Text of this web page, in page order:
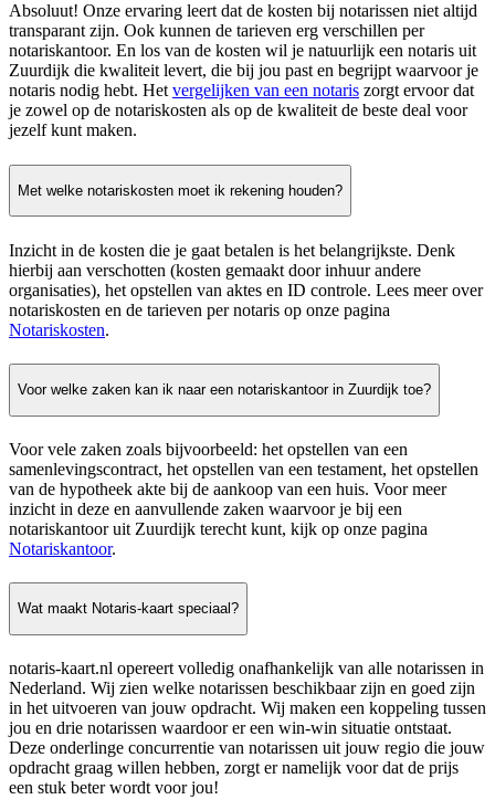
Absoluut! Onze ervaring leert dat de kosten bij notarissen niet altijd
transparant zijn. Ook kunnen de tarieven erg verschillen per
notariskantoor. En los van de kosten wil je natuurlijk een notaris uit
Zuurdijk die kwaliteit levert, die bij jou past en begrijpt waarvoor je
notaris nodig hebt. Hetvergelijken van een notaris zorgt ervoor dat
je zowel op de notariskosten als op de kwaliteit de beste deal voor
jezelf kunt maken.
Met welke notariskosten moet ik rekening houden?
Inzicht in de kosten die je gaat betalen is het belangrijkste. Denk
hierbij aan verschotten (kosten gemaakt door inhuur andere
organisaties), het opstellen van aktes en ID controle. Lees meer over
notariskosten en de tarieven per notaris op onze pagina
Notariskosten.
Voor welke zaken kan ik naar een notariskantoor in Zuurdijk toe?
Voor vele zaken zoals bijvoorbeeld: het opstellen van een
samenlevingscontract, het opstellen van een testament, het opstellen
van de hypotheek akte bij de aankoop van een huis. Voor meer
inzicht in deze en aanvullende zaken waarvoor je bij een
notariskantoor uit Zuurdijk terecht kunt, kijk op onze pagina
Notariskantoor.
Wat maakt Notaris-kaart speciaal?
notaris-kaart.nl opereert volledig onafhankelijk van alle notarissen in
Nederland. Wij zien welke notarissen beschikbaar zijn en goed zijn
in het uitvoeren van jouw opdracht. Wij maken een koppeling tussen
jou en drie notarissen waardoor er een win-win situatie ontstaat.
Deze onderlinge concurrentie van notarissen uit jouw regio die jouw
opdracht graag willen hebben, zorgt er namelijk voor dat de prijs
een stuk beter wordt voor jou!